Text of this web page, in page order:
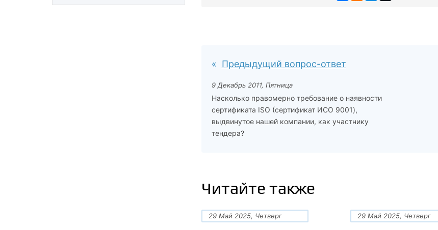
Предыдущий вопрос-ответ
9 Декабрь 2011, Пятница
Насколько правомерно требование о наявности
сертификата ISO (сертификат ИСО 9001),
выдвинутое нашей компании, как участнику
тендера?
Читайте также
29 Май 2025, Четверг 29 Май 2025, Четверг